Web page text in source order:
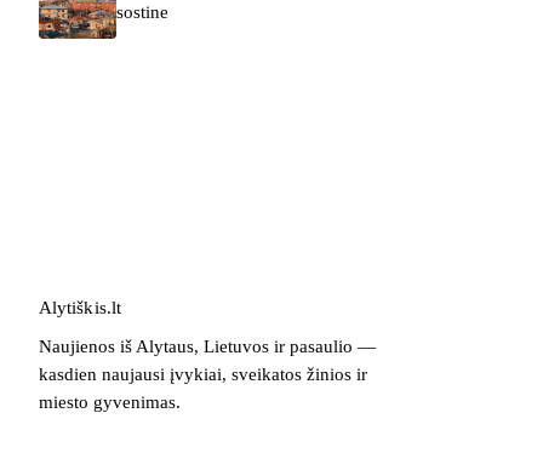
sostine
Alytiškis.lt
Naujienos iš Alytaus, Lietuvos ir pasaulio —
kasdien naujausi įvykiai, sveikatos žinios ir
miesto gyvenimas.